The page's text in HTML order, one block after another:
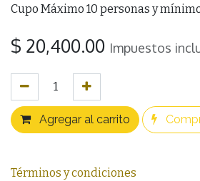
Cupo Máximo 10 personas y
$ 20,400.00 Impuestos
Agregar al carrito
Términos y condiciones